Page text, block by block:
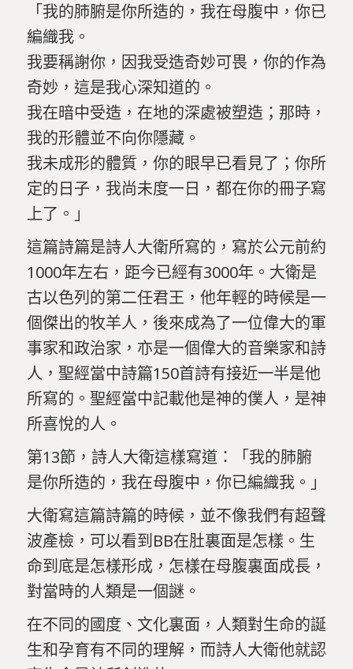
「我的肺腑是你所造的，我在母腹中，你已
編織我。
我要稱謝你，因我受造奇妙可畏，你的作為
奇妙，這是我心深知道的。
我在暗中受造，在地的深處被塑造；那時，
我的形體並不向你隱藏。
我未成形的體質，你的眼早已看見了；你所
定的日子，我尚未度一日，都在你的冊子寫
上了。」
這篇詩篇是詩人大衛所寫的，寫於公元前約
1000年左右，距今已經有3000年。大衛是
古以色列的第二任君王，他年輕的時候是一
個傑出的牧羊人，後來成為了一位偉大的軍
事家和政治家，亦是一個偉大的音樂家和詩
人，聖經當中詩篇150首詩有接近一半是他
所寫的。聖經當中記載他是神的僕人，是神
所喜悅的人。
第13節，詩人大衛這樣寫道：「我的肺腑
是你所造的，我在母腹中，你已編織我。」
大衛寫這篇詩篇的時候，並不像我們有超聲
波產檢，可以看到BB在肚裏面是怎樣。生
命到底是怎樣形成，怎樣在母腹裏面成長，
對當時的人類是一個謎。
在不同的國度、文化裏面，人類對生命的誕
生和孕育有不同的理解，而詩人大衛他就認